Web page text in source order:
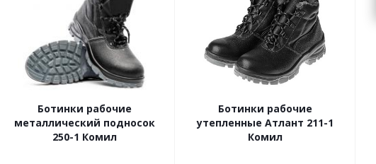
Ботинки рабочие
металлический подносок
250-1 Комил
Ботинки рабочие
утепленные Атлант 211-1
Комил